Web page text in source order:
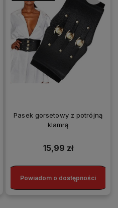
Pasek gorsetowy z potrójną
klamrą
15,99 zł
Powiadom o dostępności